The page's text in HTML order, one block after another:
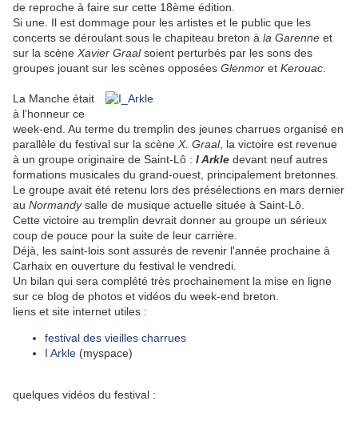
de reproche à faire sur cette 18ème édition.
Si une. Il est dommage pour les artistes et le public que les
concerts se déroulant sous le chapiteau breton à la Garenne et
sur la scène Xavier Graalsoient perturbés par les sons des
groupes jouant sur les scènes opposées Glenmor et Kerouac
La Manche était
à l'honneur ce
week-end. Au terme du tremplin des jeunes charrues organisé en
parallèle du festival sur la scène X. Graal, la victoire est revenue
à un groupe originaire de Saint-Lô : I Arkle devant neuf autres
formations musicales du grand-ouest, principalement bretonnes.
Le groupe avait été retenu lors des présélections en mars dernier
au Normandysalle de musique actuelle située à Saint-Lô.
Cette victoire au tremplin devrait donner au groupe un sérieux
coup de pouce pour la suite de leur carrière.
Déjà, les saint-lois sont assurés de revenir l'année prochaine à
Carhaix en ouverture du festival le vendredi.
Un bilan qui sera complété très prochainement la mise en ligne
sur ce blog de photos et vidéos du week-end breton.
liens et site internet utiles :
festival des vieilles charrues
I Arkle (myspace)
quelques vidéos du festival :